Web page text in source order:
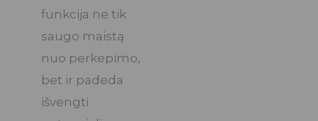
funkcija ne tik
saugo maistą
nuo perkepimo,
bet ir padeda
išvengti